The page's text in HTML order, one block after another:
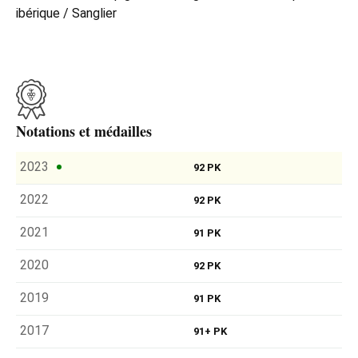
ibérique / Sanglier
Notations et médailles
2023 92 PK
2022 92 PK
2021 91 PK
2020 92 PK
2019 91 PK
2017 91+ PK